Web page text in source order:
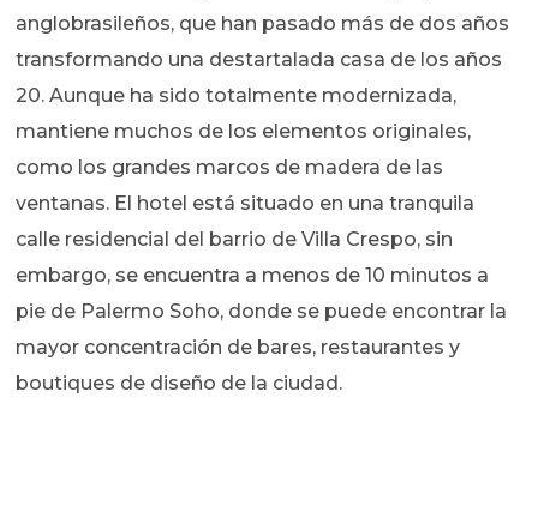
anglobrasileños, que han pasado más de dos años
transformando una destartalada casa de los años
20. Aunque ha sido totalmente modernizada,
mantiene muchos de los elementos originales,
como los grandes marcos de madera de las
ventanas. El hotel está situado en una tranquila
calle residencial del barrio de Villa Crespo, sin
embargo, se encuentra a menos de 10 minutos a
pie de Palermo Soho, donde se puede encontrar la
mayor concentración de bares, restaurantes y
boutiques de diseño de la ciudad.